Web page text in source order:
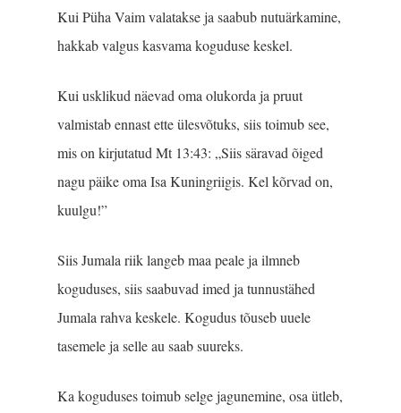
Kui Püha Vaim valatakse ja saabub nutuärkamine,
hakkab valgus kasvama koguduse keskel.
Kui usklikud näevad oma olukorda ja pruut
valmistab ennast ette ülesvõtuks, siis toimub see,
mis on kirjutatud Mt 13:43: „Siis säravad õiged
nagu päike oma Isa Kuningriigis. Kel kõrvad on,
kuulgu!”
Siis Jumala riik langeb maa peale ja ilmneb
koguduses, siis saabuvad imed ja tunnustähed
Jumala rahva keskele. Kogudus tõuseb uuele
tasemele ja selle au saab suureks.
Ka koguduses toimub selge jagunemine, osa ütleb,